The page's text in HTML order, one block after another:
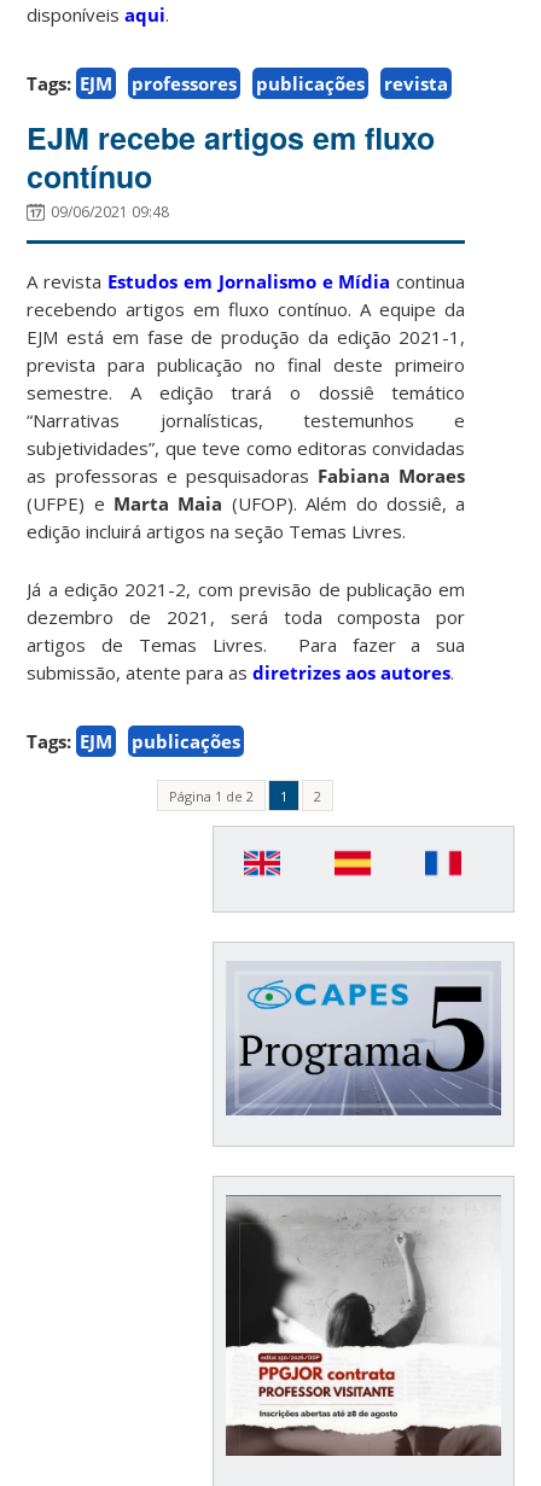
disponíveisaqui.
Tags: EJM professores publicações revista
EJM recebe artigos em fluxo
contínuo
09/06/2021 09:48
A revista Estudos em Jornalismo e Mídia continua
recebendo artigos em fluxo contínuo. A equipe da
EJM está em fase de produção da edição 2021-1,
prevista para publicação no final deste primeiro
semestre. A edição trará o dossiê temático
“Narrativas jornalísticas, testemunhos e
subjetividades”, que teve como editoras convidadas
as professoras e pesquisadoras Fabiana Moraes
(UFPE) e Marta Maia (UFOP). Além do dossiê, a
edição incluirá artigos na seção Temas Livres.
Já a edição 2021-2, com previsão de publicação em
dezembro de 2021, será toda composta por
artigos de Temas Livres. Para fazer a sua
submissão, atente para asdiretrizes aos autores.
Tags: EJM publicações
Página 1 de 2 1 2